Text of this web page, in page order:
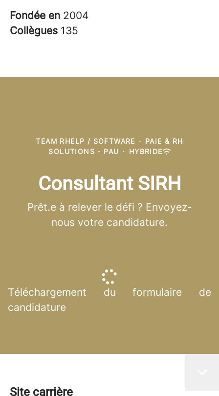
Fondée en 2004
Collègues 135
TEAM RHELP / SOFTWARE · PAIE & RH
SOLUTIONS - PAU · HYBRIDE
Consultant SIRH
Prêt.e à relever le défi ? Envoyez-
nous votre candidature.
Téléchargement du formulaire de
candidature
Site carrière